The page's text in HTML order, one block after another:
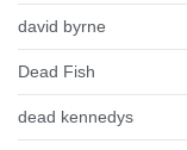
david byrne
Dead Fish
dead kennedys